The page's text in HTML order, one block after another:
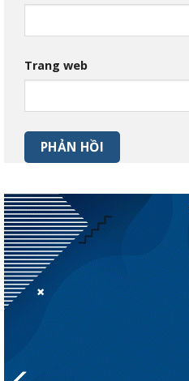
Trang web